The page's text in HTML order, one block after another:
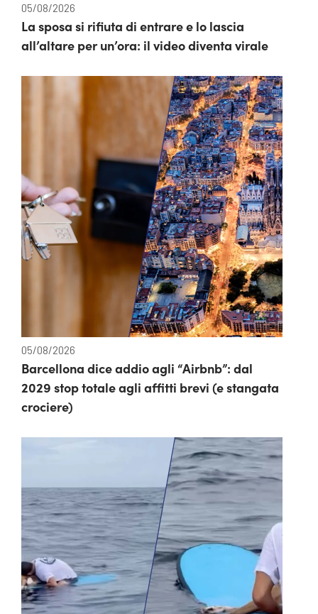
05/08/2026
La sposa si rifiuta di entrare e lo lascia
all’altare per un’ora: il video diventa virale
05/08/2026
Barcellona dice addio agli “Airbnb”: dal
2029 stop totale agli affitti brevi (e stangata
crociere)